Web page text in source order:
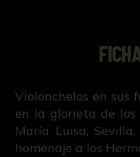
Violonchelos en sus
en la glorieta de
María Luisa,
homenaje a los